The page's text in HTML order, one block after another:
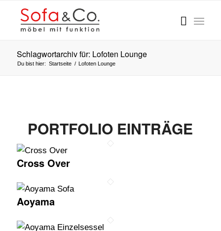
Schlagwortarchiv für: Lofoten Lounge
Du bist hier: Startseite / Lofoten Lounge
PORTFOLIO EINTRÄGE
Cross Over
Aoyama